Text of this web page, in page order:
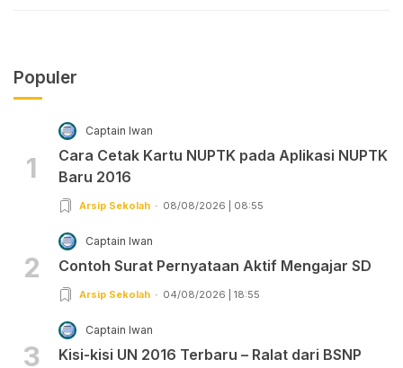
Populer
1
Captain Iwan
Cara Cetak Kartu NUPTK pada Aplikasi NUPTK
Baru 2016
Arsip Sekolah 08/08/2026 | 08:55
2
Captain Iwan
Contoh Surat Pernyataan Aktif Mengajar SD
Arsip Sekolah 04/08/2026 | 18:55
3
Captain Iwan
Kisi-kisi UN 2016 Terbaru – Ralat dari BSNP